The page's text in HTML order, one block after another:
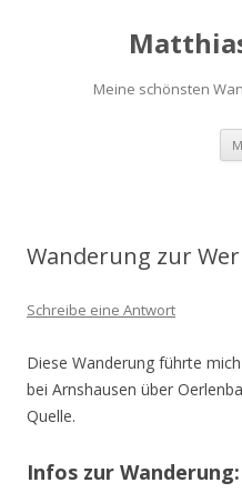
Meine schönsten
Wanderung zur
Schreibe eine Antwort
Diese Wanderung führte
bei Arnshausen über
Quelle.
Infos zur Wanderung: